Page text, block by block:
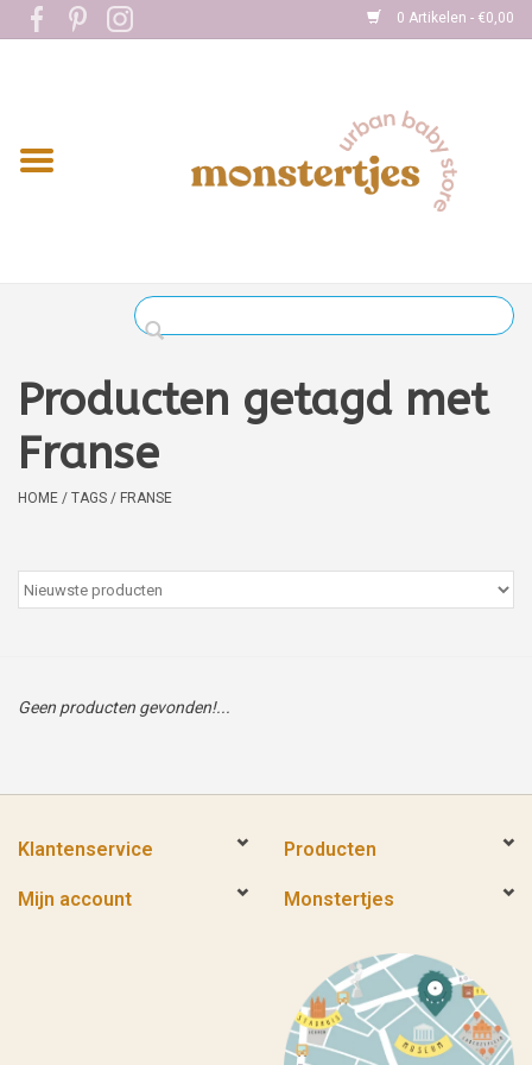
0 Artikelen - €0,00
Home
Kleding
Verzorging
Boekjes
kaartjes
Sales
Merken
Producten getagd met
Franse
HOME / TAGS / FRANSE
Geen producten gevonden!...
Klantenservice Producten
Mijn account Monstertjes